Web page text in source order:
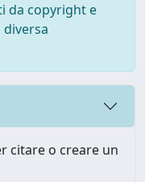
da copyright e
citare o creare un